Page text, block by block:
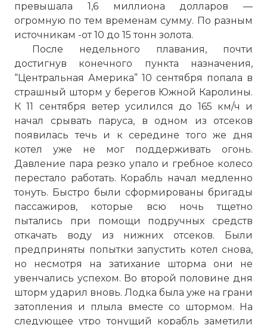
превышала 1,6 миллиона долларов —
огромную по тем временам сумму. По разным
источникам -от 10 до 15 тонн золота.
После недельного плавания, почти
достигнув конечного пункта назначения,
“Центральная Америка” 10 сентября попала в
страшный шторм у берегов Южной Каролины.
К 11 сентября ветер усилился до 165 км/ч и
начал срывать паруса, в одном из отсеков
появилась течь и к середине того же дня
котел уже не мог поддерживать огонь.
Давление пара резко упало и гребное колесо
перестало работать. Корабль начал медленно
тонуть. Быстро были сформированы бригады
пассажиров, которые всю ночь тщетно
пытались при помощи подручных средств
откачать воду из нижних отсеков. Были
предприняты попытки запустить котел снова,
но несмотря на затихание шторма они не
увенчались успехом. Во второй половине дня
шторм ударил вновь. Лодка была уже на грани
затопления и плыла вместе со штормом. На
следующее утро тонущий корабль заметили